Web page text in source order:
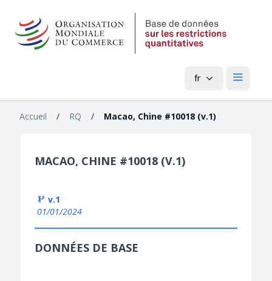
fr Menu
Accueil / RQ / Macao, Chine #10018 (v.1)
MACAO, CHINE #10018 (V.1)
v.1
01/01/2024
DONNÉES DE BASE